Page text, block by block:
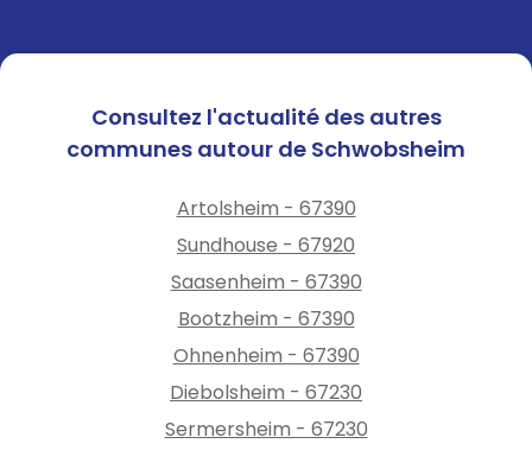
Consultez l'actualité des autres
communes autour de Schwobsheim
Artolsheim - 67390
Sundhouse - 67920
Saasenheim - 67390
Bootzheim - 67390
Ohnenheim - 67390
Diebolsheim - 67230
Sermersheim - 67230